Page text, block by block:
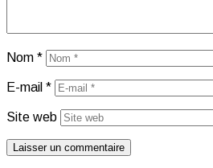
Nom *
E-mail *
Site web